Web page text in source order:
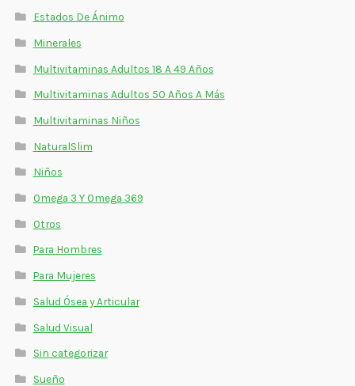
Estados De Ánimo
Minerales
Multivitaminas Adultos 18 A 49 Años
Multivitaminas Adultos 50 Años A Más
Multivitaminas Niños
NaturalSlim
Niños
Omega 3 Y Omega 369
Otros
Para Hombres
Para Mujeres
Salud Ósea y Articular
Salud Visual
Sin categorizar
Sueño